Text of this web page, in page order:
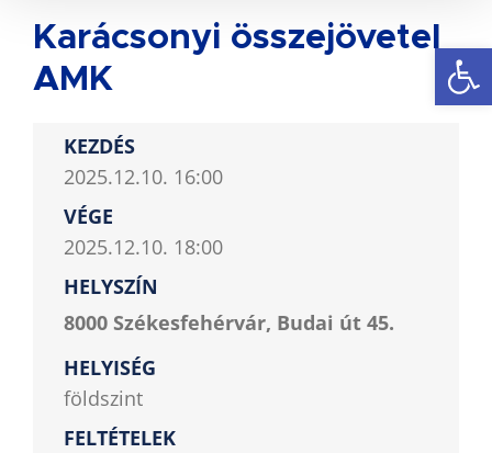
Karácsonyi összejövetel
AMK
KEZDÉS
2025.12.10. 16:00
VÉGE
2025.12.10. 18:00
HELYSZÍN
8000 Székesfehérvár, Budai út 45.
HELYISÉG
földszint
FELTÉTELEK